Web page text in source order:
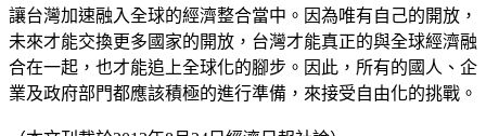
讓台灣加速融入全球的經濟整合當中。因為唯有自己的開放，
未來才能交換更多國家的開放，台灣才能真正的與全球經濟融
合在一起，也才能追上全球化的腳步。因此，所有的國人、企
業及政府部門都應該積極的進行準備，來接受自由化的挑戰。